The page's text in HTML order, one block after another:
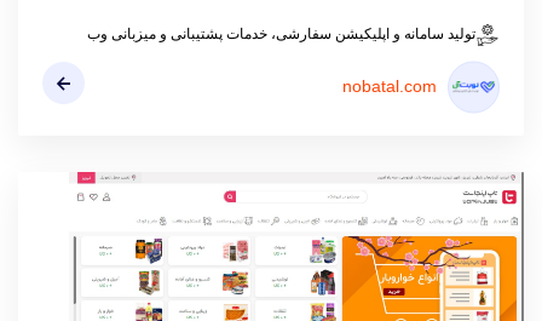
تولید سامانه و اپلیکیشن سفارشی، خدمات پشتیبانی و میزبانی وب
nobatal.com